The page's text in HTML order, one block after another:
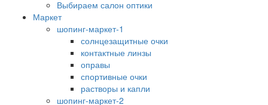
Выбираем салон оптики
Маркет
шопинг-маркет-1
солнцезащитные очки
контактные линзы
оправы
спортивные очки
растворы и капли
шопинг-маркет-2